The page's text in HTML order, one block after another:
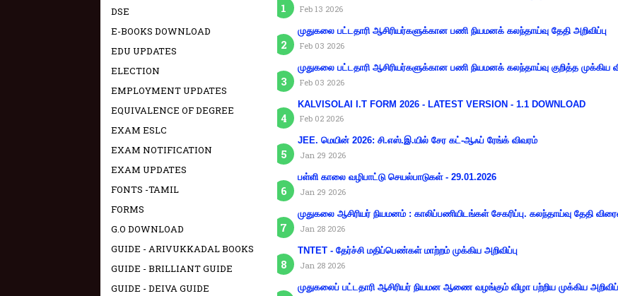
Feb 13 2026
முதுகலை பட்டதாரி ஆசிரியர்களுக்கான பணி நியமனக் கலந்தாய்வு தேதி அறிவிப்பு
Feb 03 2026
முதுகலை பட்டதாரி ஆசிரியர்களுக்கான பணி நியமனக் கலந்தாய்வு குறித்த முக்கிய
Feb 03 2026
KALVISOLAI I.T FORM 2026 - LATEST VERSION - 1.1 DOWNLOAD
Feb 02 2026
JEE. மெயின் 2026: சி.எஸ்.இ.யில் சேர கட்-ஆஃப் ரேங்க் விவரம்
Jan 29 2026
பள்ளி காலை வழிபாட்டு செயல்பாடுகள் - 29.01.2026
Jan 29 2026
முதுகலை ஆசிரியர் நியமனம் : காலிப்பணியிடங்கள் சேகரிப்பு. கலந்தாய்வு தேதி
Jan 28 2026
TNTET - தேர்ச்சி மதிப்பெண்கள் மாற்றம் முக்கிய அறிவிப்பு
Jan 28 2026
முதுகலைப் பட்டதாரி ஆசிரியர் நியமன ஆணை வழங்கும் விழா பற்றிய முக்கிய
DSE
E-BOOKS DOWNLOAD
EDU UPDATES
ELECTION
EMPLOYMENT UPDATES
EQUIVALENCE OF DEGREE
EXAM ESLC
EXAM NOTIFICATION
EXAM UPDATES
FONTS -TAMIL
FORMS
G.O DOWNLOAD
GUIDE - ARIVUKKADAL BOOKS
GUIDE - BRILLIANT GUIDE
GUIDE - DEIVA GUIDE